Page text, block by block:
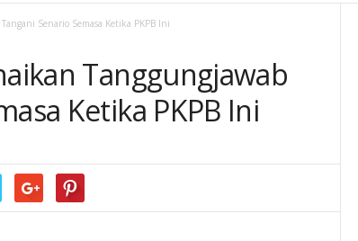
Senario Semasa Ketika PKPB Ini
Tanggungjawab
Ketika PKPB Ini